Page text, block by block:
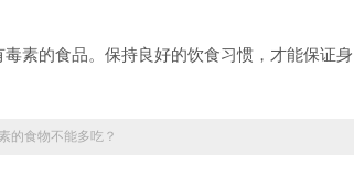
素的食品。保持良好的饮食习惯，才能保证身
的食物不能多吃？